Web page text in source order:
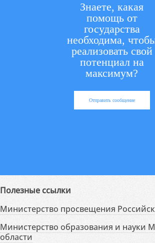
Знаете, какая
помощь от
государства
необходима,
реализовать свой
потенциал на
максимум?
Отправить сообщение
Полезные ссылки
Министерство просвещения
Министерство образования и науки
области